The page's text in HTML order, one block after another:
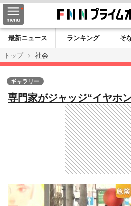
最新ニュース ランキング そ
トップ
社会
専門家がジャッジ“イヤホ
フ “ハンドルに荷物”は
車「青切符制度」導入
ギャラリー